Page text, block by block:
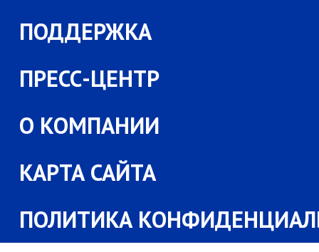
ПОДДЕРЖКА
ПРЕСС-ЦЕНТР
О КОМПАНИИ
КАРТА САЙТА
ПОЛИТИКА